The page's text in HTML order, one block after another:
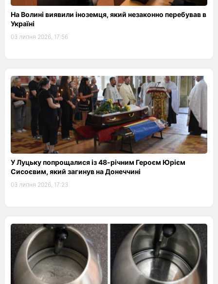
На Волині виявили іноземця, який незаконно перебував в
Україні
03 липня 2026, 17:56
У Луцьку попрощалися із 48-річним Героєм Юрієм
Сисоєвим, який загинув на Донеччині
03 липня 2026, 17:23